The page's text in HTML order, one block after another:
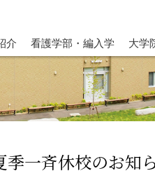
介 看護学部・編入学 大学
季一斉休校のお知